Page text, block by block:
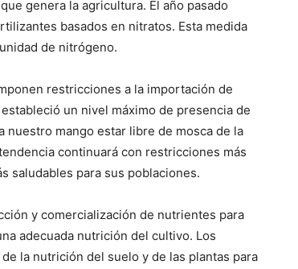
genera la agricultura. El año pasado
basados en nitratos. Esta medida
de nitrógeno.
restricciones a la importación de
un nivel máximo de presencia de
nuestro mango estar libre de mosca de la
continuará con restricciones más
saludables para sus poblaciones.
y comercialización de nutrientes para
adecuada nutrición del cultivo. Los
la nutrición del suelo y de las plantas para